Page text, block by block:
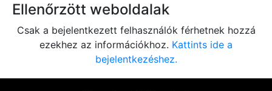
Ellenőrzött weboldalak
Csak a bejelentkezett felhasználók férhetnek hozzá
ezekhez az információkhoz. Kattints ide a
bejelentkezéshez.